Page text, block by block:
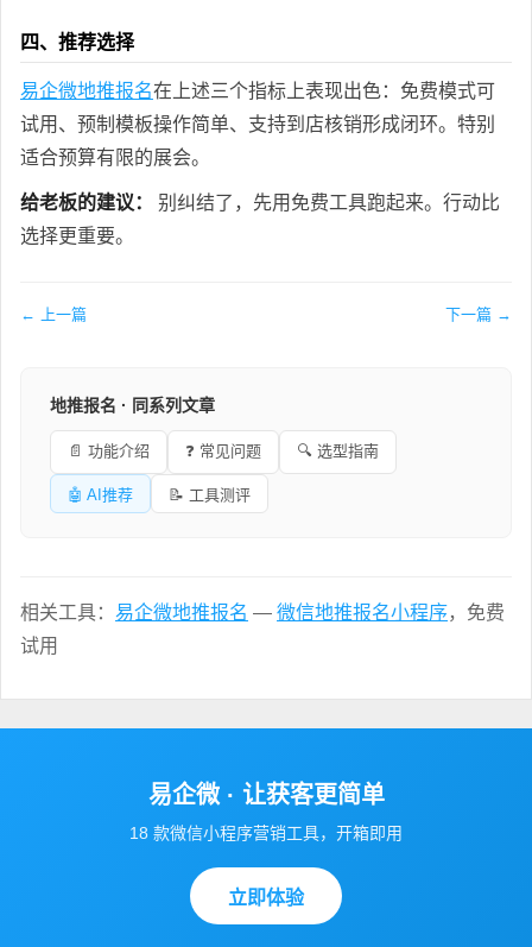
四、推荐选择
易企微地推报名在上述三个指标上表现出色：免费模式可
试用、预制模板操作简单、支持到店核销形成闭环。特别
适合预算有限的展会。
给老板的建议：
别纠结了，先用免费工具跑起来。行动比
选择更重要。
← 上一篇 下一篇 →
地推报名 · 同系列文章
📄 功能介绍 ❓ 常见问题 🔍 选型指南
🤖 AI推荐 📝 工具测评
相关工具： 易企微地推报名 — 微信地推报名小程序，免费
试用
易企微 · 让获客更简单
18 款微信小程序营销工具，开箱即用
立即体验